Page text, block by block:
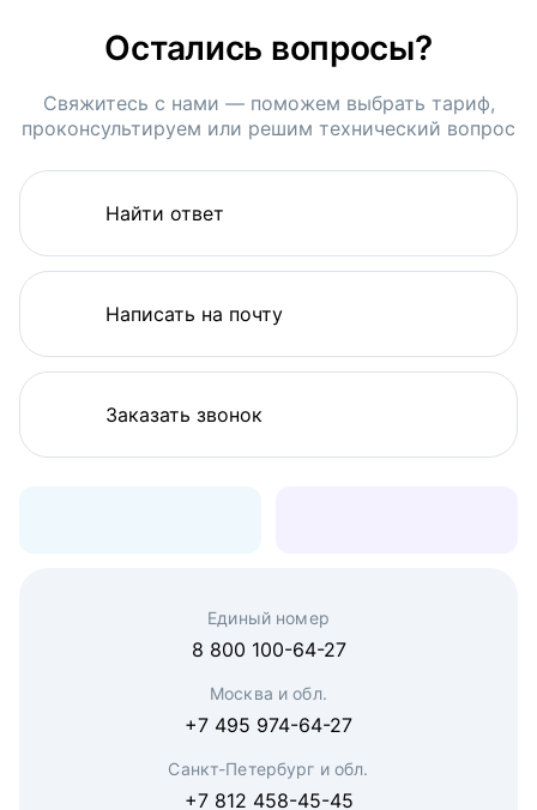
Остались вопросы?
Свяжитесь с нами — поможем выбрать тариф,
проконсультируем или решим технический вопрос
Найти ответ
Написать на почту
Заказать звонок
Единый номер
8 800 100-64-27
Москва и обл.
+7 495 974-64-27
Санкт-Петербург и обл.
+7 812 458-45-45